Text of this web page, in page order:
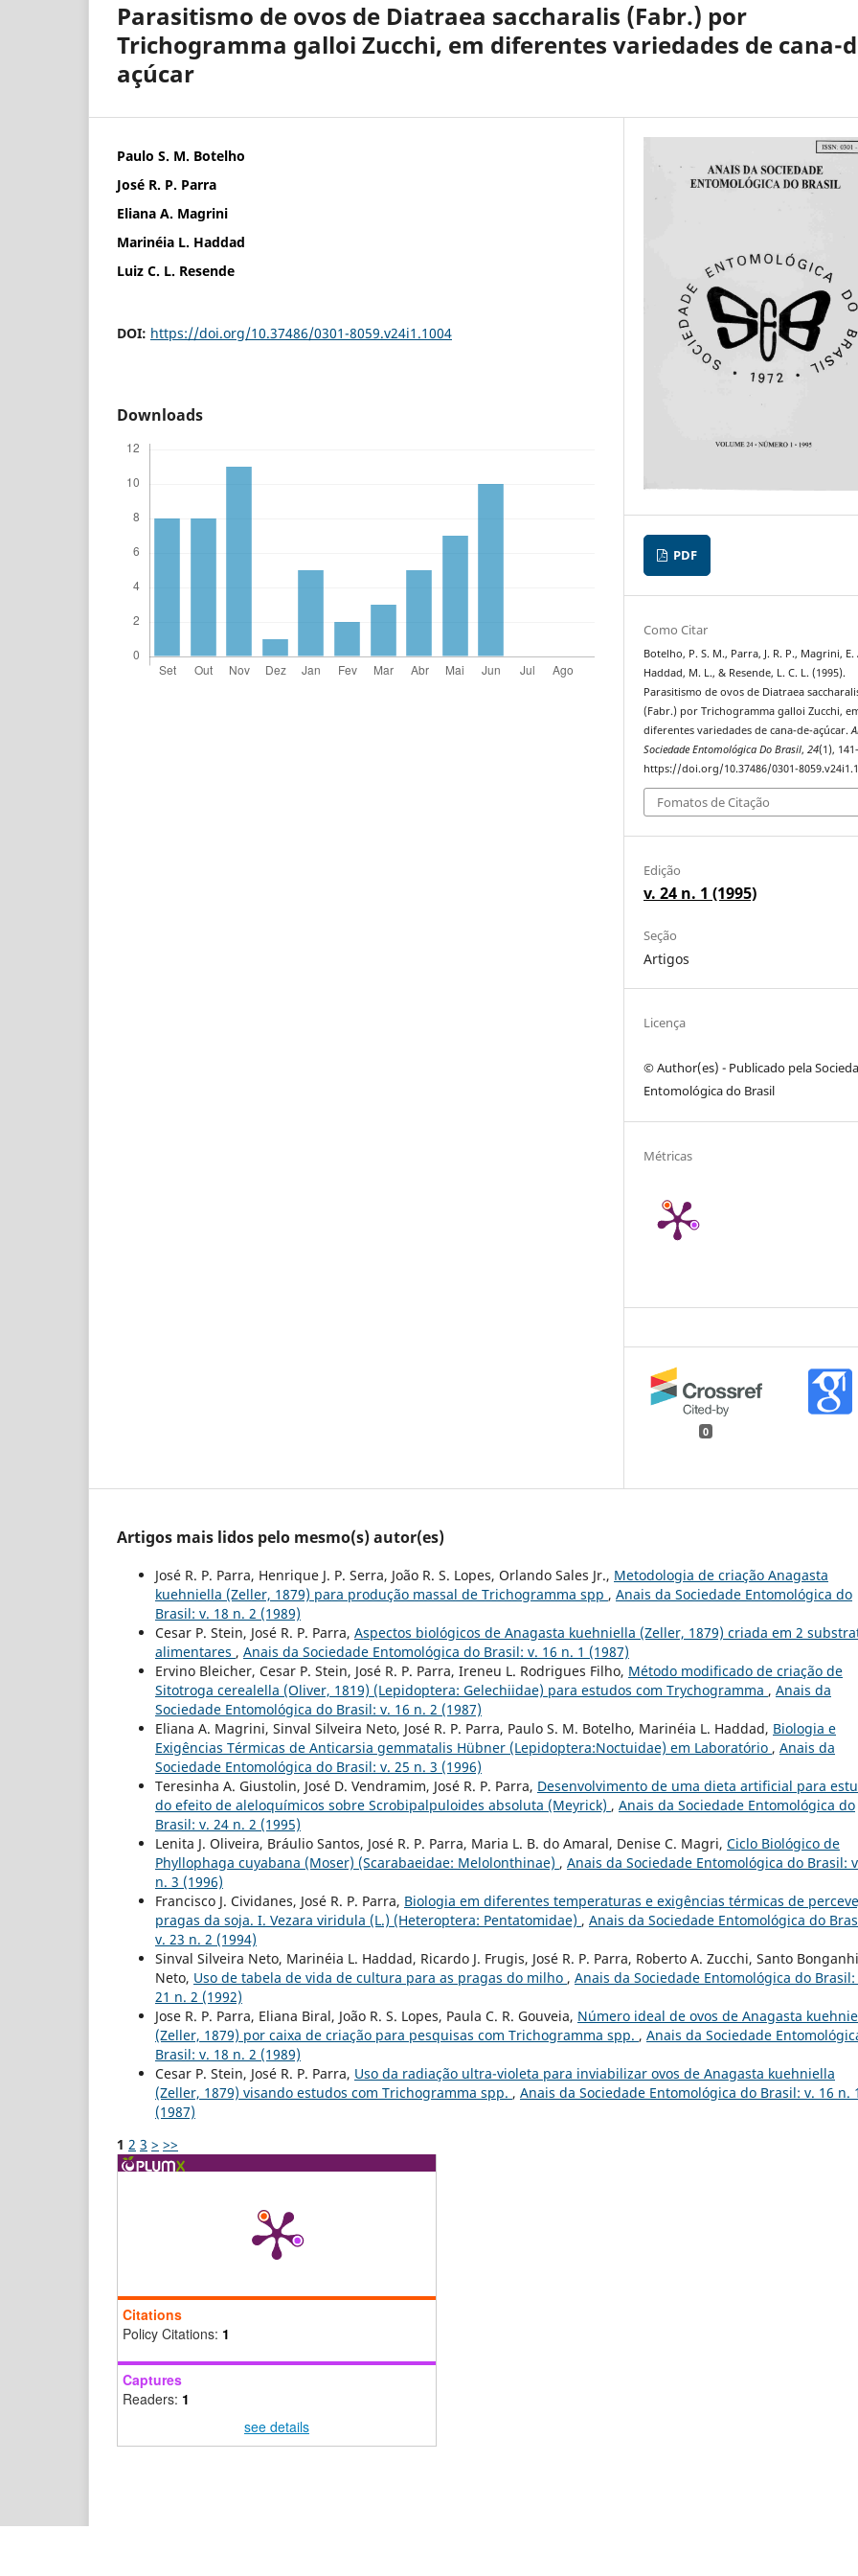
Parasitismo de ovos de Diatraea saccharalis (Fabr.) por
Trichogramma galloi Zucchi, em diferentes variedades de cana-
açúcar
Paulo S. M. Botelho
José R. P. Parra
Eliana A. Magrini
Marinéia L. Haddad
Luiz C. L. Resende
DOI: https://doi.org/10.37486/0301-8059.v24i1.1004
Downloads
PDF
Como Citar
Botelho, P. S. M., Parra, J. R. P., Magrini, E.
Haddad, M. L., & Resende, L. C. L. (1995).
Parasitismo de ovos de Diatraea
(Fabr.) por Trichogramma galloi Zucchi,
diferentes variedades de cana-de-açúcar.
Sociedade Entomológica Do Brasil,24(1),
https://doi.org/10.37486/0301-
Fomatos de Citação
Edição
v. 24 n. 1 (1995)
Seção
Artigos
Licença
© Author(es) - Publicado pela
Entomológica do Brasil
Métricas
0
Artigos mais lidos pelo mesmo(s) autor(es)
José R. P. Parra, Henrique J. P. Serra, João R. S. Lopes, Orlando Sales Jr., Metodologia de criação Anagasta
kuehniella (Zeller, 1879) para produção massal de Trichogramma spp , Anais da Sociedade Entomológica do
Brasil: v. 18 n. 2 (1989)
Cesar P. Stein, José R. P. Parra, Aspectos biológicos de Anagasta kuehniella (Zeller, 1879) criada em 2
alimentares , Anais da Sociedade Entomológica do Brasil: v. 16 n. 1 (1987)
Ervino Bleicher, Cesar P. Stein, José R. P. Parra, Ireneu L. Rodrigues Filho, Método modificado de criação de
Sitotroga cerealella (Oliver, 1819) (Lepidoptera: Gelechiidae) para estudos com Trychogramma , Anais da
Sociedade Entomológica do Brasil: v. 16 n. 2 (1987)
Eliana A. Magrini, Sinval Silveira Neto, José R. P. Parra, Paulo S. M. Botelho, Marinéia L. Haddad, Biologia e
Exigências Térmicas de Anticarsia gemmatalis Hübner (Lepidoptera:Noctuidae) em Laboratório , Anais da
Sociedade Entomológica do Brasil: v. 25 n. 3 (1996)
Teresinha A. Giustolin, José D. Vendramim, José R. P. Parra, Desenvolvimento de uma dieta artificial para
do efeito de aleloquímicos sobre Scrobipalpuloides absoluta (Meyrick) , Anais da Sociedade Entomológica do
Brasil: v. 24 n. 2 (1995)
Lenita J. Oliveira, Bráulio Santos, José R. P. Parra, Maria L. B. do Amaral, Denise C. Magri, Ciclo Biológico de
Phyllophaga cuyabana (Moser) (Scarabaeidae: Melolonthinae) , Anais da Sociedade Entomológica do Brasil:
n. 3 (1996)
Francisco J. Cividanes, José R. P. Parra, Biologia em diferentes temperaturas e exigências térmicas de
pragas da soja. I. Vezara viridula (L.) (Heteroptera: Pentatomidae) , Anais da Sociedade Entomológica do
v. 23 n. 2 (1994)
Sinval Silveira Neto, Marinéia L. Haddad, Ricardo J. Frugis, José R. P. Parra, Roberto A. Zucchi, Santo Bonganhi
Neto, Uso de tabela de vida de cultura para as pragas do milho , Anais da Sociedade Entomológica do Brasil:
21 n. 2 (1992)
Jose R. P. Parra, Eliana Biral, João R. S. Lopes, Paula C. R. Gouveia, Número ideal de ovos de Anagasta
(Zeller, 1879) por caixa de criação para pesquisas com Trichogramma spp. , Anais da Sociedade
Brasil: v. 18 n. 2 (1989)
Cesar P. Stein, José R. P. Parra, Uso da radiação ultra-violeta para inviabilizar ovos de Anagasta kuehniella
(Zeller, 1879) visando estudos com Trichogramma spp. , Anais da Sociedade Entomológica do Brasil: v. 16 n.
(1987)
1 2 3 > >>
Citations
Policy Citations: 1
Captures
Readers: 1
see details